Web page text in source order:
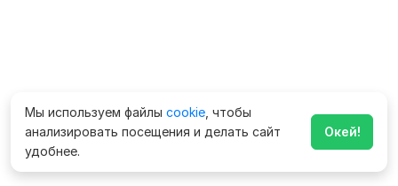
Мы используем файлы cookie , чтобы
анализировать посещения и делать сайт
удобнее.
Окей!